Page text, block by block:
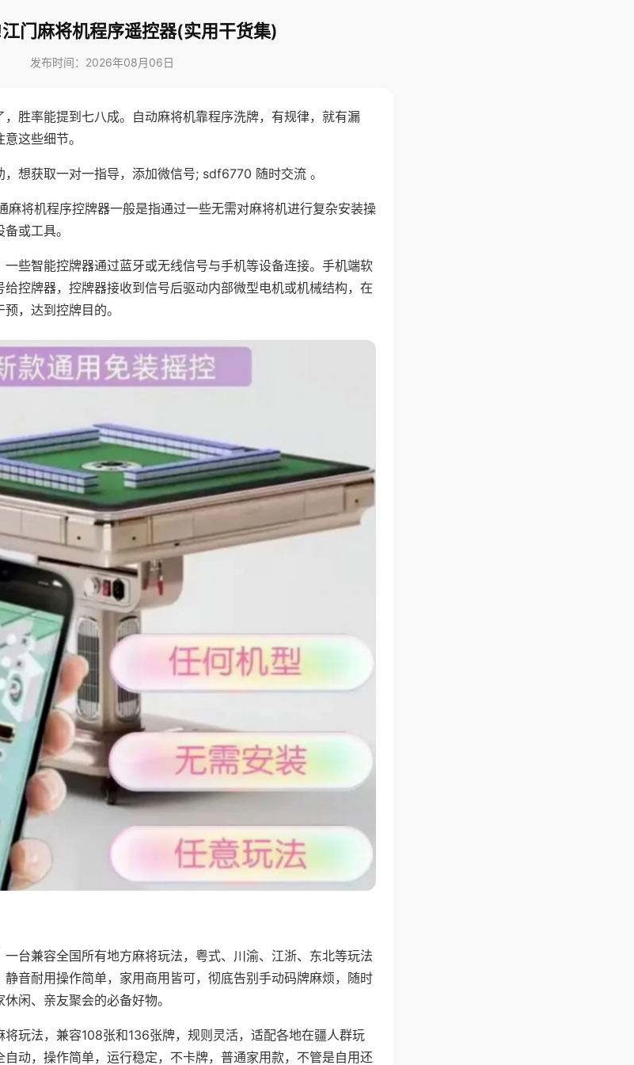
门麻将机程序遥控器(实用干货集)
发布时间：2026年08月06日
胜率能提到七八成。自动麻将机靠程序洗牌，有规律，就有漏
这些细节。
想获取一对一指导，添加微信号; sdf6770 随时交流 。
麻将机程序控牌器一般是指通过一些无需对麻将机进行复杂安装操
或工具。
些智能控牌器通过蓝牙或无线信号与手机等设备连接。手机端软
控牌器，控牌器接收到信号后驱动内部微型电机或机械结构，在
，达到控牌目的。
一台兼容全国所有地方麻将玩法，粤式、川渝、江浙、东北等玩法
音耐用操作简单，家用商用皆可，彻底告别手动码牌麻烦，随时
闲、亲友聚会的必备好物。
玩法，兼容108张和136张牌，规则灵活，适配各地在疆人群玩
动，操作简单，运行稳定，不卡牌，普通家用款，不管是自用还